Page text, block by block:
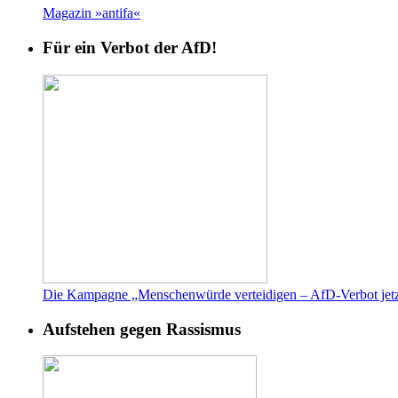
Magazin »antifa«
Für ein Verbot der AfD!
Die Kampagne „Menschenwürde verteidigen – AfD-Verbot
Aufstehen gegen Rassismus